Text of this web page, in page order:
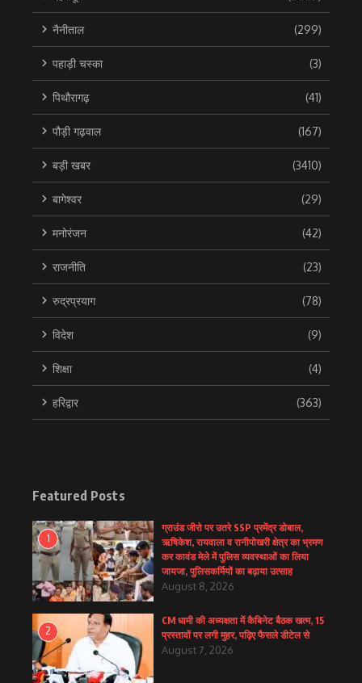
नैनीताल (299)
पहाड़ी चस्का (3)
पिथौरागढ़ (41)
पौड़ी गढ़वाल (167)
बड़ी खबर (3410)
बागेश्वर (29)
मनोरंजन (42)
राजनीति (23)
रुद्रप्रयाग (78)
विदेश (9)
शिक्षा (4)
हरिद्वार (363)
Featured Posts
1
ग्राउंड जीरो पर उतरे SSP प्रमेंद्र डोबाल,
ऋषिकेश, रायवाला व रानीपोखरी क्षेत्र का भ्रमण
कर कावंड मेले में पुलिस व्यवस्थाओं का लिया
जायजा, पुलिसकर्मियों का बढ़ाया उत्साह
August 8, 2026
2
CM धामी की अध्यक्षता में कैबिनेट बैठक खत्म, 15
प्रस्तावों पर लगी मुहर, पढ़िए फैसले डीटेल से
August 7, 2026